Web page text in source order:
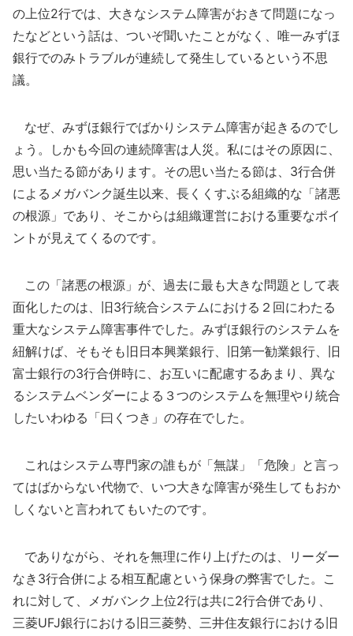
の上位2行では、大きなシステム障害がおきて問題になっ
たなどという話は、ついぞ聞いたことがなく、唯一みずほ
銀行でのみトラブルが連続して発生しているという不思
議。
なぜ、みずほ銀行でばかりシステム障害が起きるのでし
ょう。しかも今回の連続障害は人災。私にはその原因に、
思い当たる節があります。その思い当たる節は、3行合併
によるメガバンク誕生以来、長くくすぶる組織的な「諸悪
の根源」であり、そこからは組織運営における重要なポイ
ントが見えてくるのです。
この「諸悪の根源」が、過去に最も大きな問題として表
面化したのは、旧3行統合システムにおける２回にわたる
重大なシステム障害事件でした。みずほ銀行のシステムを
紐解けば、そもそも旧日本興業銀行、旧第一勧業銀行、旧
富士銀行の3行合併時に、お互いに配慮するあまり、異な
るシステムベンダーによる３つのシステムを無理やり統合
したいわゆる「曰くつき」の存在でした。
これはシステム専門家の誰もが「無謀」「危険」と言っ
てはばからない代物で、いつ大きな障害が発生してもおか
しくないと言われてもいたのです。
でありながら、それを無理に作り上げたのは、リーダー
なき3行合併による相互配慮という保身の弊害でした。こ
れに対して、メガバンク上位2行は共に2行合併であり、
三菱UFJ銀行における旧三菱勢、三井住友銀行における旧